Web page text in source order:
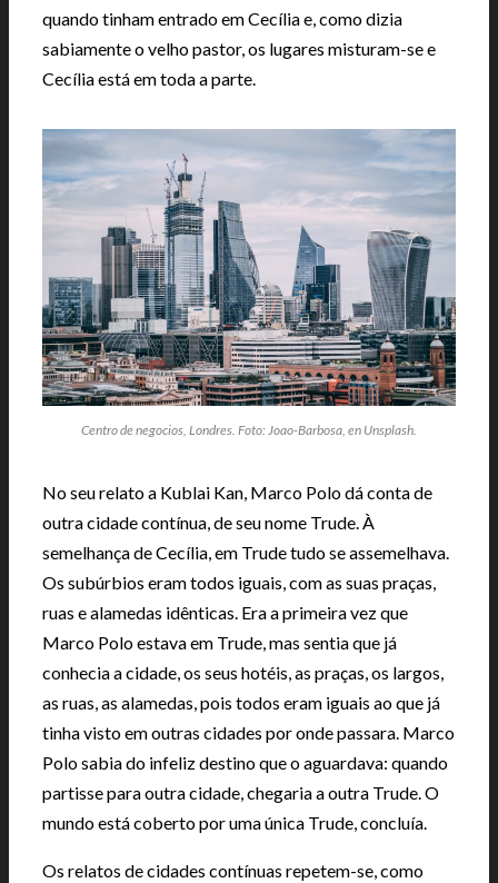
quando tinham entrado em Cecília e, como dizia
sabiamente o velho pastor, os lugares misturam-se e
Cecília está em toda a parte.
Centro de negocios, Londres. Foto: Joao-Barbosa, en Unsplash.
No seu relato a Kublai Kan, Marco Polo dá conta de
outra cidade contínua, de seu nome Trude. À
semelhança de Cecília, em Trude tudo se assemelhava.
Os subúrbios eram todos iguais, com as suas praças,
ruas e alamedas idênticas. Era a primeira vez que
Marco Polo estava em Trude, mas sentia que já
conhecia a cidade, os seus hotéis, as praças, os largos,
as ruas, as alamedas, pois todos eram iguais ao que já
tinha visto em outras cidades por onde passara. Marco
Polo sabia do infeliz destino que o aguardava: quando
partisse para outra cidade, chegaria a outra Trude. O
mundo está coberto por uma única Trude, concluía.
Os relatos de cidades contínuas repetem-se, como